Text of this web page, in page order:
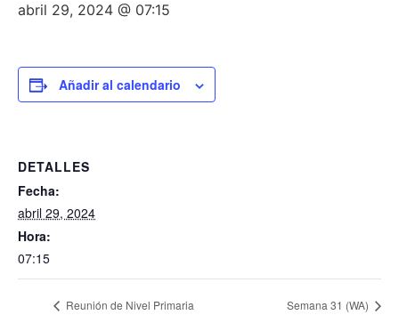
abril 29, 2024 @ 07:15
Añadir al calendario
DETALLES
Fecha:
abril 29, 2024
Hora:
07:15
Reunión de Nivel Primaria Semana 31 (WA)